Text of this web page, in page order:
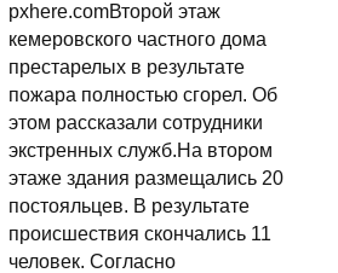
pxhere.comВторой этаж
кемеровского частного дома
престарелых в результате
пожара полностью сгорел. Об
этом рассказали сотрудники
экстренных служб.На втором
этаже здания размещались 20
постояльцев. В результате
происшествия скончались 11
человек. Согласно